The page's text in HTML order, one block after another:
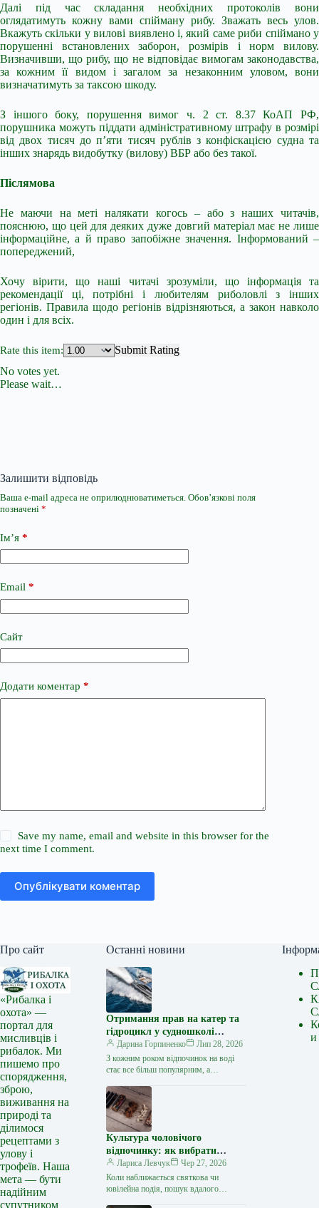
Далі під час складання необхідних протоколів вони
оглядатимуть кожну вами спійману рибу. Зважать весь улов.
Вкажуть скільки у вилові виявлено і, який саме риби спіймано у
порушенні встановлених заборон, розмірів і норм вилову.
Визначивши, що рибу, що не відповідає вимогам законодавства,
за кожним її видом і загалом за незаконним уловом, вони
визначатимуть за таксою шкоду.
З іншого боку, порушення вимог ч. 2 ст. 8.37 КоАП РФ,
порушника можуть піддати адміністративному штрафу в розмірі
від двох тисяч до п’яти тисяч рублів з конфіскацією судна та
інших знарядь видобутку (вилову) ВБР або без такої.
Післямова
Не маючи на меті налякати когось – або з наших читачів,
пояснюю, що цей для деяких дуже довгий матеріал має не лише
інформаційне, а й право запобіжне значення. Інформований –
попереджений,
Хочу вірити, що наші читачі зрозуміли, що інформація та
рекомендації ці, потрібні і любителям риболовлі з інших
регіонів. Правила щодо регіонів відрізняються, а закон навколо
один і для всіх.
Rate this item:
Submit Rating
No votes yet.
Please wait…
Залишити відповідь
Ваша e-mail адреса не оприлюднюватиметься. Обов’язкові поля
позначені *
Ім’я *
Email *
Сайт
Додати коментар *
Save my name, email and website in this browser for the
next time I comment.
Опублікувати коментар
Про сайт
«Рибалка і
охота» —
портал для
мисливців і
рибалок. Ми
пишемо про
спорядження,
зброю,
виживання на
природі та
ділимося
рецептами з
улову і
трофеїв. Наша
мета — бути
надійним
супутником
Останні новини
Отримання прав на катер та
гідроцикл у судношколі
«Либідь-А»: від теорії до
іспиту
Дарина Горпиненко
Лип 28, 2026
З кожним роком відпочинок на воді
стає все більш популярним, а
чи гідроциклом відкриває нові
горизонти…
Культура чоловічого
відпочинку: як вибрати
стильний та корисний
подарунок
Лариса Левчук
Чер 27, 2026
Коли наближається святкова чи
ювілейна подія, пошук вдалого
и